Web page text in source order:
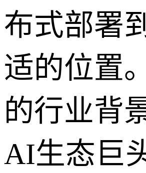
布式部署
适的位置
的行业背
AI生态巨